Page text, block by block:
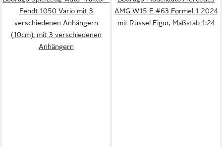
Fendt 1050 Vario mit 3
verschiedenen Anhängern
(10cm), mit 3 verschiedenen
Anhängern
AMG W15 E #63 Formel 1 2024
mit Russel Figur, Maßstab 1:24